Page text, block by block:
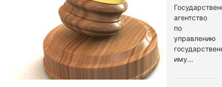
агентство
по
управлению
иму...